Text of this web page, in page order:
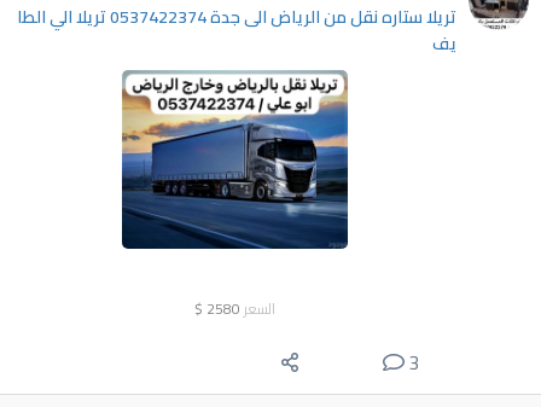
تريلا ستاره نقل من الرياض الى جدة 0537422374 تريلا الي الطا
يف
السعر 2580
$
3